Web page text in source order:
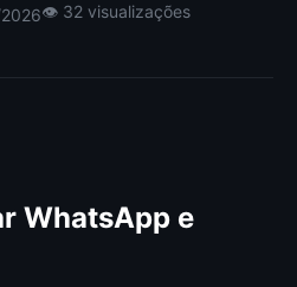
👁 32 visualizações
WhatsApp e